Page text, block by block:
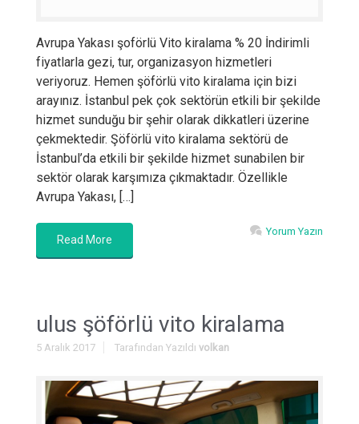
Avrupa Yakası şoförlü Vito kiralama % 20 İndirimli
fiyatlarla gezi, tur, organizasyon hizmetleri
veriyoruz. Hemen şöförlü vito kiralama için bizi
arayınız. İstanbul pek çok sektörün etkili bir şekilde
hizmet sunduğu bir şehir olarak dikkatleri üzerine
çekmektedir. Şöförlü vito kiralama sektörü de
İstanbul’da etkili bir şekilde hizmet sunabilen bir
sektör olarak karşımıza çıkmaktadır. Özellikle
Avrupa Yakası, […]
Read More
Yorum Yazın
ulus şöförlü vito kiralama
5 Aralık 2017 Tarafından Yazıldı volkan